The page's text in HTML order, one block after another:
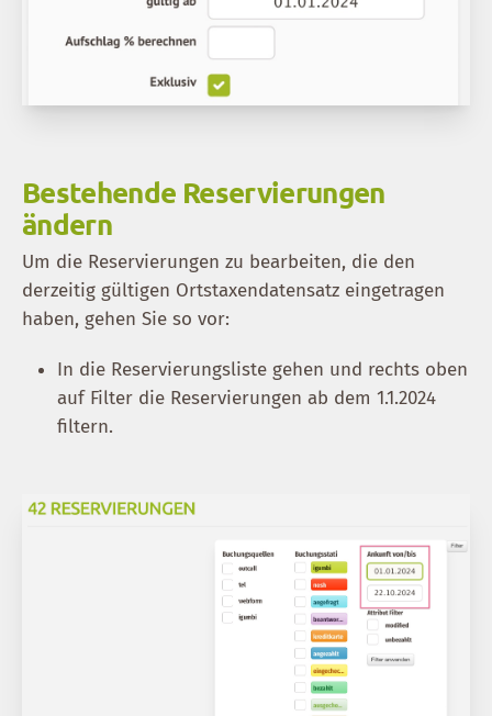
Bestehende Reservierungen
ändern
Um die Reservierungen zu bearbeiten, die den
derzeitig gültigen Ortstaxendatensatz eingetragen
haben, gehen Sie so vor:
In die Reservierungsliste gehen und rechts oben
auf Filter die Reservierungen ab dem 1.1.2024
filtern.